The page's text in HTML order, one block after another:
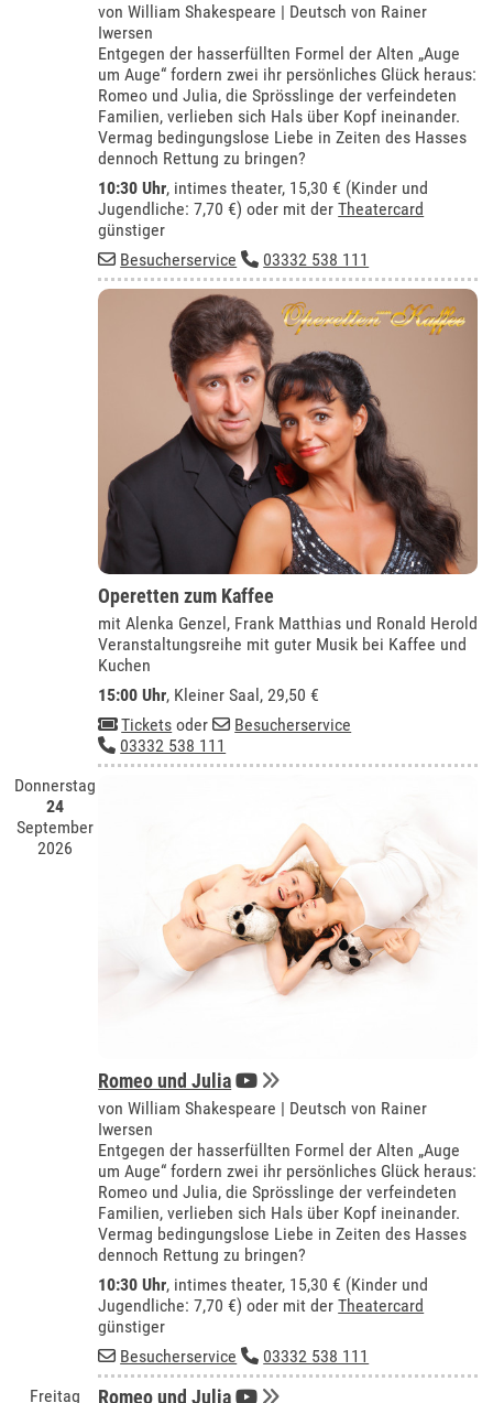
von William Shakespeare | Deutsch von Rainer
Iwersen
Entgegen der hasserfüllten Formel der Alten „Auge
um Auge“ fordern zwei ihr persönliches Glück heraus:
Romeo und Julia, die Sprösslinge der verfeindeten
Familien, verlieben sich Hals über Kopf ineinander.
Vermag bedingungslose Liebe in Zeiten des Hasses
dennoch Rettung zu bringen?
10:30 Uhr, intimes theater, 15,30 € (Kinder und
Jugendliche: 7,70 €) oder mit derTheatercard
günstiger
Besucherservice
03332 538 111
Operetten zum Kaffee
mit Alenka Genzel, Frank Matthias und Ronald Herold
Veranstaltungsreihe mit guter Musik bei Kaffee und
Kuchen
15:00 Uhr, Kleiner Saal, 29,50 €
Tickets oder
Besucherservice
03332 538 111
Donnerstag
24
September
2026
Romeo und Julia
von William Shakespeare | Deutsch von Rainer
Iwersen
Entgegen der hasserfüllten Formel der Alten „Auge
um Auge“ fordern zwei ihr persönliches Glück heraus:
Romeo und Julia, die Sprösslinge der verfeindeten
Familien, verlieben sich Hals über Kopf ineinander.
Vermag bedingungslose Liebe in Zeiten des Hasses
dennoch Rettung zu bringen?
10:30 Uhr, intimes theater, 15,30 € (Kinder und
Jugendliche: 7,70 €) oder mit derTheatercard
günstiger
Besucherservice
03332 538 111
Freitag
Romeo und Julia